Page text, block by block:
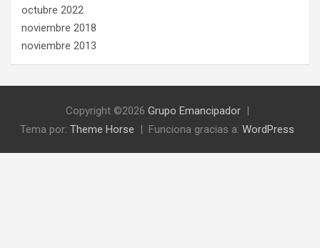
octubre 2022
noviembre 2018
noviembre 2013
Copyright ©2026 Grupo Emancipador
Tema por: Theme Horse Funciona gracias a: WordPress